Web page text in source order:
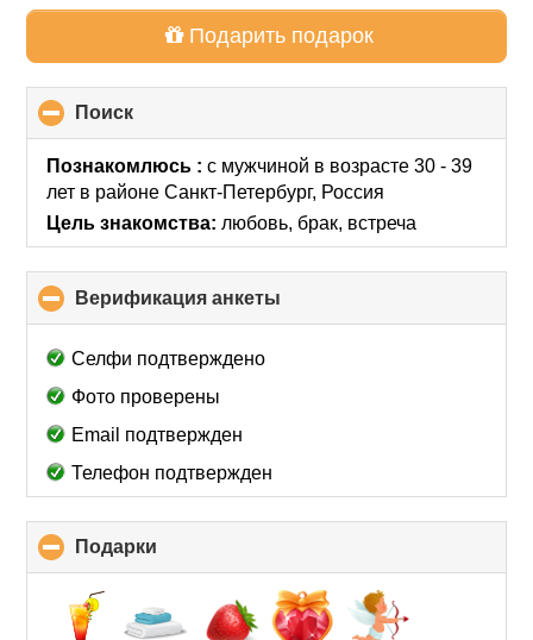
Подарить подарок
Поиск
to
collapse
contents
Познакомлюсь :с мужчиной в возрасте 30 - 39
лет в районе Санкт-Петербург, Россия
Цель знакомства: любовь, брак, встреча
Верификация анкеты
to
Селфи подтверждено
Фото проверены
Email подтвержден
Телефон подтвержден
Подарки
to
contents